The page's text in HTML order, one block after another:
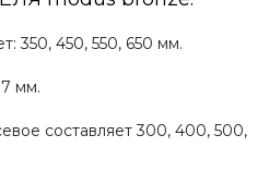
350, 450, 550, 650 мм.
мм.
составляет 300, 400, 500,